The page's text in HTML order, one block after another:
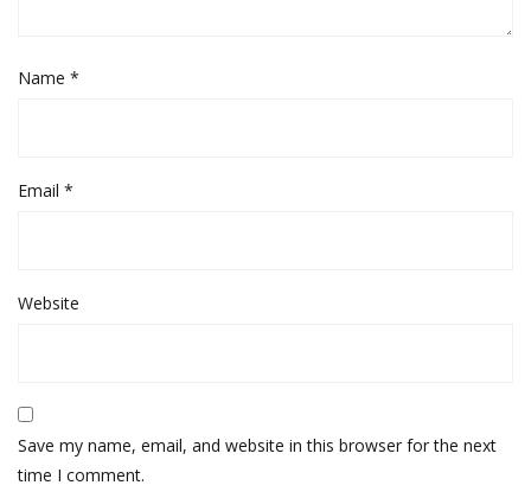
Name *
Email *
Website
Save my name, email, and website in this browser for the next
time I comment.